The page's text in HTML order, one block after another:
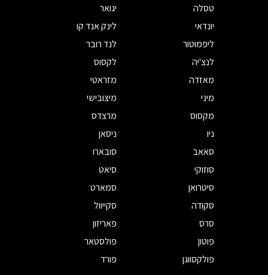
טסלה
יגואר
יונדאי
לינק אנד קו
ליפמוטור
לנד רובר
לנצ'יה
לקסוס
מאזדה
מזראטי
מיני
מיצובישי
מקסוס
מרצדס
ניו
ניסאן
סאאב
סובארו
סוזוקי
סיאט
סיטרואן
סמארט
סקודה
סקייוול
סרס
פאריזון
פוטון
פולסטאר
פולקסווגן
פורד